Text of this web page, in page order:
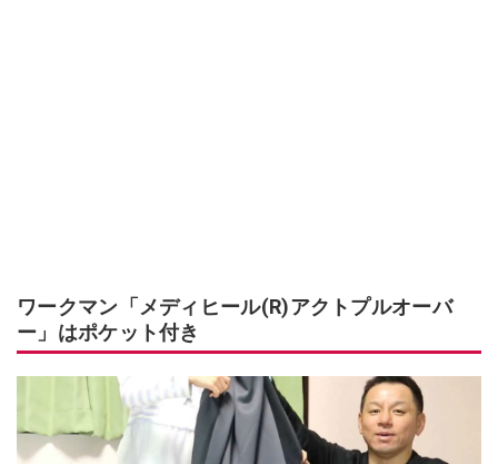
ワークマン「メディヒール(R)アクトプルオーバ
ー」はポケット付き